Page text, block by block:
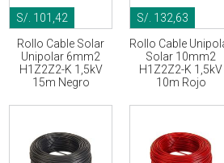
S/. 101,42
Rollo Cable Solar
Unipolar 6mm2
H1Z2Z2-K 1,5kV
15m Negro
S/. 132,63
Rollo Cable
Solar 10mm2
H1Z2Z2-K 1,5kV
10m Rojo